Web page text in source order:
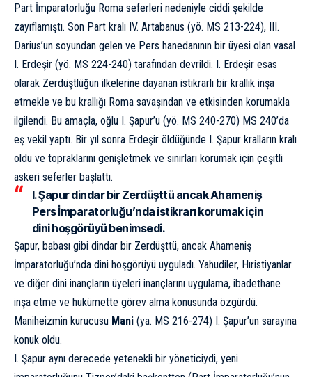
Part İmparatorluğu Roma seferleri nedeniyle ciddi şekilde
zayıflamıştı. Son Part kralı IV. Artabanus (yö. MS 213-224), III.
Darius’un soyundan gelen ve Pers hanedanının bir üyesi olan vasal
I. Erdeşir (yö. MS 224-240) tarafından devrildi. I. Erdeşir esas
olarak Zerdüştlüğün ilkelerine dayanan istikrarlı bir krallık inşa
etmekle ve bu krallığı Roma savaşından ve etkisinden korumakla
ilgilendi. Bu amaçla, oğlu I. Şapur’u (yö. MS 240-270) MS 240’da
eş vekil yaptı. Bir yıl sonra Erdeşir öldüğünde I. Şapur kralların kralı
oldu ve topraklarını genişletmek ve sınırları korumak için çeşitli
askeri seferler başlattı.
I. Şapur dindar bir Zerdüşttü ancak Ahameniş
Pers İmparatorluğu’nda istikrarı korumak için
dini hoşgörüyü benimsedi.
Şapur, babası gibi dindar bir Zerdüşttü, ancak Ahameniş
İmparatorluğu’nda dini hoşgörüyü uyguladı. Yahudiler, Hıristiyanlar
ve diğer dini inançların üyeleri inançlarını uygulama, ibadethane
inşa etme ve hükümette görev alma konusunda özgürdü.
Maniheizmin kurucusu Mani (ya. MS 216-274) I. Şapur’un sarayına
konuk oldu.
I. Şapur aynı derecede yetenekli bir yöneticiydi, yeni